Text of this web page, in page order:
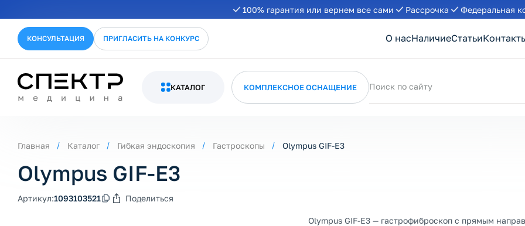
100% гарантия или вернем все сами Рассрочка Федеральная
КОНСУЛЬТАЦИЯ ПРИГЛАСИТЬ НА КОНКУРС О насНаличиеСтатьи
КАТАЛОГ КОМПЛЕКСНОЕ ОСНАЩЕНИЕ Поиск по сайту
Главная Каталог Гибкая эндоскопия Гастроскопы Olympus GIF-E3
Olympus GIF-E3
Артикул:1093103521 Поделиться
Olympus GIF-E3 — гастрофиброскоп с прямым